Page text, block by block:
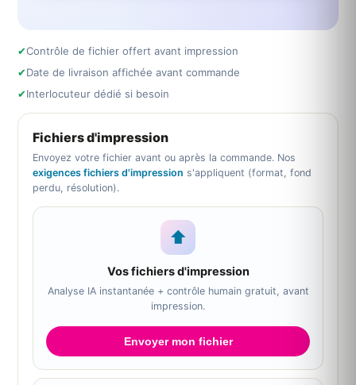
✔Contrôle de fichier offert avant impression
✔Date de livraison affichée avant commande
✔Interlocuteur dédié si besoin
Fichiers d'impression
Envoyez votre fichier avant ou après la commande. Nos
exigences fichiers d'impression s'appliquent (format, fond
perdu, résolution).
⬆
Vos fichiers d'impression
Analyse IA instantanée + contrôle humain gratuit, avant
impression.
Envoyer mon fichier